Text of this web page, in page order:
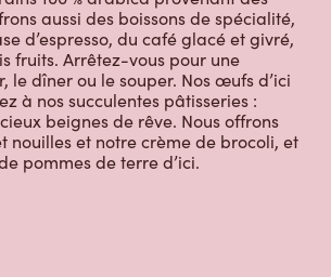
est le parfait endroit pour du
100 % arabica provenant des
aussi des boissons de spécialité,
d’espresso, du café glacé et givré,
fruits. Arrêtez-vous pour une
dîner ou le souper. Nos œufs d’ici
à nos succulentes pâtisseries :
beignes de rêve. Nous offrons